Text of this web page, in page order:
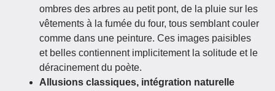
ombres des arbres au petit pont, de la pluie sur les
vêtements à la fumée du four, tous semblant couler
comme dans une peinture. Ces images paisibles
et belles contiennent implicitement la solitude et le
déracinement du poète.
Allusions classiques, intégration naturelle